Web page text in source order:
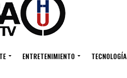
ENTRETENIMIENTO TECNOLOGÍA